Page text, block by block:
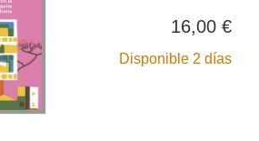
16,00 €
Disponible 2 días